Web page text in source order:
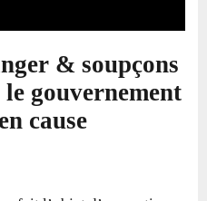
& soupçons
gouvernement
cause